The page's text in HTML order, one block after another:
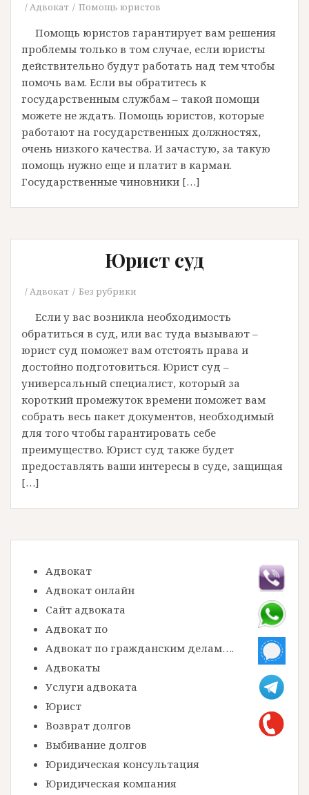
Адвокат Помощь юристов
Помощь юристов гарантирует вам решения
проблемы только в том случае, если юристы
действительно будут работать над тем чтобы
помочь вам. Если вы обратитесь к
государственным службам – такой помощи
можете не ждать. Помощь юристов, которые
работают на государственных должностях,
очень низкого качества. И зачастую, за такую
помощь нужно еще и платит в карман.
Государственные чиновники […]
Юрист суд
Адвокат Без рубрики
Если у вас возникла необходимость
обратиться в суд, или вас туда вызывают –
юрист суд поможет вам отстоять права и
достойно подготовиться. Юрист суд –
универсальный специалист, который за
короткий промежуток времени поможет вам
собрать весь пакет документов, необходимый
для того чтобы гарантировать себе
преимущество. Юрист суд также будет
предоставлять ваши интересы в суде, защищая
[…]
Адвокат
Адвокат онлайн
Сайт адвоката
Адвокат по
Адвокат по гражданским делам….
Адвокаты
Услуги адвоката
Юрист
Возврат долгов
Выбивание долгов
Юридическая консультация
Юридическая компания